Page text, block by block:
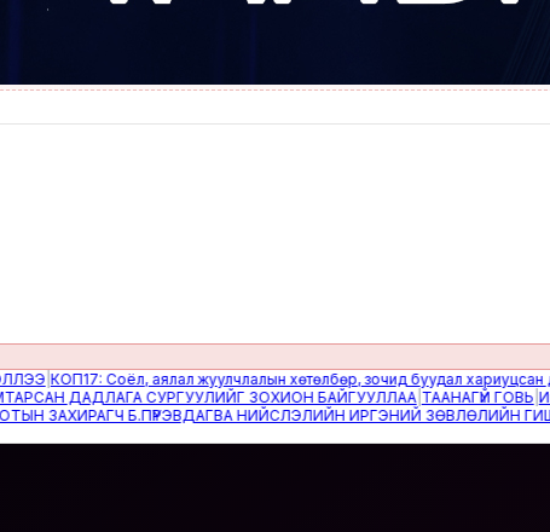
|КОП17: Соёл, аялал жуулчлалын хөтөлбөр, зочид буудал хариуцсан дэд
ДАДЛАГА СУРГУУЛИЙГ ЗОХИОН БАЙГУУЛЛАА|ТААНАГҮЙ ГОВЬ|
Б.ПҮРЭВДАГВА НИЙСЛЭЛИЙН ИРГЭНИЙ ЗӨВЛӨЛИЙН